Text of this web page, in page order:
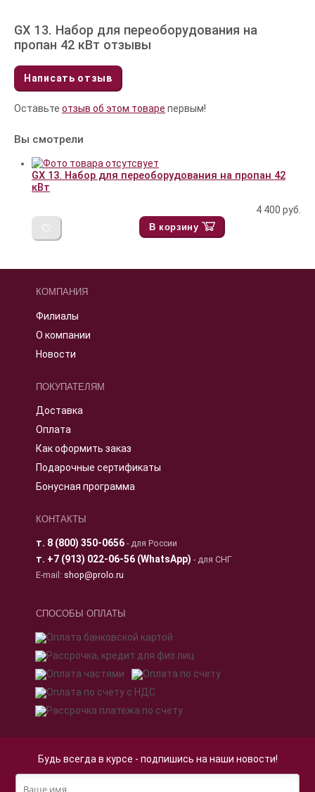
GX 13. Набор для переоборудования на
пропан 42 кВт отзывы
Написать отзыв
Оставьте отзыв об этом товаре первым!
Вы смотрели
GX 13. Набор для переоборудования на пропан 42
кВт
4 400 руб.
В корзину
КОМПАНИЯ
Филиалы
О компании
Новости
ПОКУПАТЕЛЯМ
Доставка
Оплата
Как оформить заказ
Подарочные сертификаты
Бонусная программа
КОНТАКТЫ
т. 8 (800) 350-0656- для России
т. +7 (913) 022-06-56 (WhatsApp) - для СНГ
E-mail: shop@prolo.ru
СПОСОБЫ ОПЛАТЫ
Будь всегда в курсе - подпишись на наши новости!